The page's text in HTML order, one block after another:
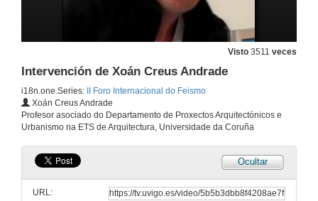
Visto 3511 veces
Intervención de Xoán Creus Andrade
i18n.one.Series:
II Foro Internacional do Feismo
Xoán Creus Andrade
Profesor asociado do Departamento de Proxectos Arquitectónicos e
Urbanismo na ETS de Arquitectura, Universidade da Coruña
Ocultar
URL:
5 de maio de 2007
Intervención de Xerardo Pereiro
5 de maio de 2007
5 de maio de 2007
Aclarando dúbidas e debatindo sobre temas relacionados
5 de maio de 2007